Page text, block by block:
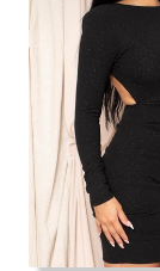
Afrodita
-
Negro